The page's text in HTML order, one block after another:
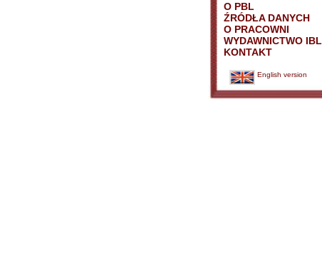
O PBL
ŹRÓDŁA DANYCH
O PRACOWNI
WYDAWNICTWO IBL
KONTAKT
English version